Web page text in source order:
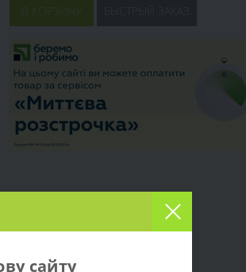
В КОРЗИНУ
сайту